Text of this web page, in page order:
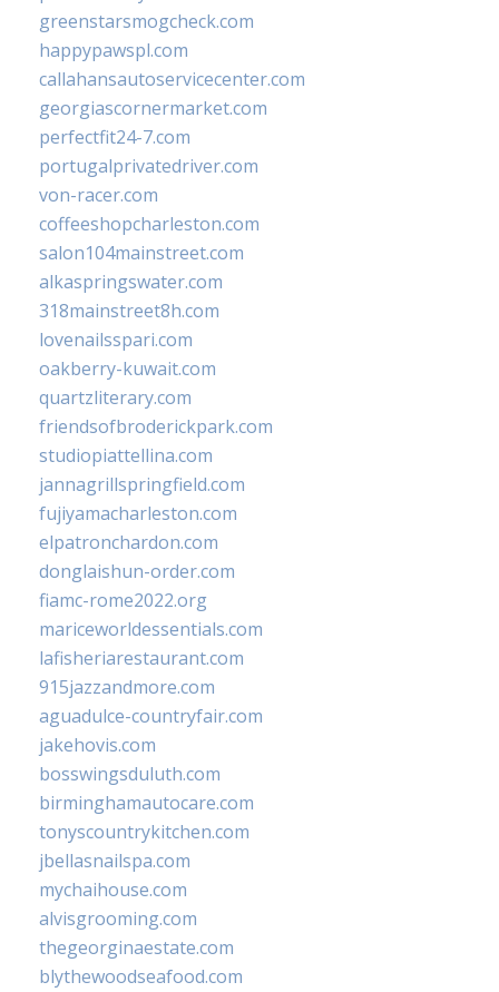
greenstarsmogcheck.com
happypawspl.com
callahansautoservicecenter.com
georgiascornermarket.com
perfectfit24-7.com
portugalprivatedriver.com
von-racer.com
coffeeshopcharleston.com
salon104mainstreet.com
alkaspringswater.com
318mainstreet8h.com
lovenailsspari.com
oakberry-kuwait.com
quartzliterary.com
friendsofbroderickpark.com
studiopiattellina.com
jannagrillspringfield.com
fujiyamacharleston.com
elpatronchardon.com
donglaishun-order.com
fiamc-rome2022.org
mariceworldessentials.com
lafisheriarestaurant.com
915jazzandmore.com
aguadulce-countryfair.com
jakehovis.com
bosswingsduluth.com
birminghamautocare.com
tonyscountrykitchen.com
jbellasnailspa.com
mychaihouse.com
alvisgrooming.com
thegeorginaestate.com
blythewoodseafood.com